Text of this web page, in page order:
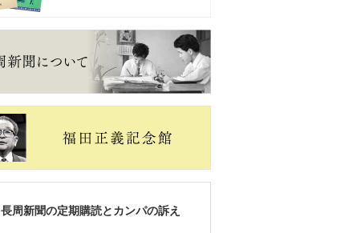
長周新聞の定期購読とカンパの訴え